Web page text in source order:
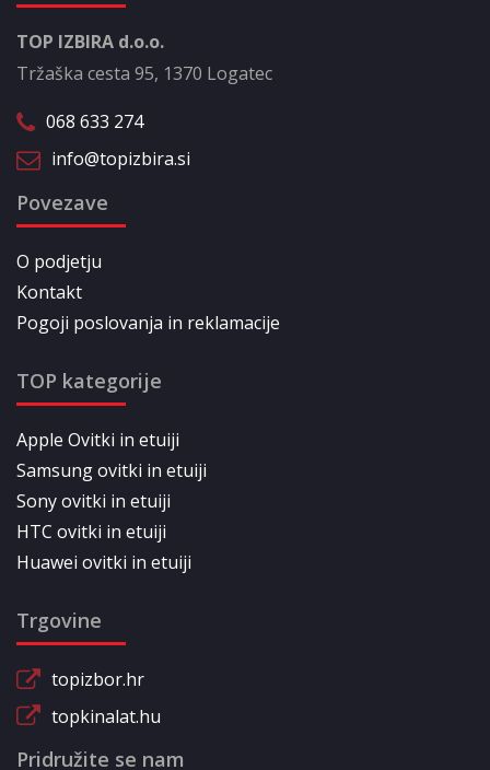
TOP IZBIRA d.o.o.
Tržaška cesta 95, 1370 Logatec
068 633 274
info@topizbira.si
Povezave
O podjetju
Kontakt
Pogoji poslovanja in reklamacije
TOP kategorije
Apple Ovitki in etuiji
Samsung ovitki in etuiji
Sony ovitki in etuiji
HTC ovitki in etuiji
Huawei ovitki in etuiji
Trgovine
topizbor.hr
topkinalat.hu
Pridružite se nam